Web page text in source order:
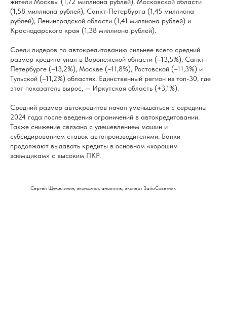
(1,58 миллиона рублей), Санкт-Петербурга (1,45 миллиона
рублей), Ленинградской области (1,41 миллиона рублей) и
Краснодарского края (1,38 миллиона рублей).
Среди лидеров по автокредитованию сильнее всего средний
размер кредита упал в Воронежской области (–13,5%), Санкт-
Петербурге (–13,2%), Москве (–11,8%), Ростовской (–11,3%) и
Тульской (–11,2%) областях. Единственный регион из топ-30, где
этот показатель вырос, — Иркутская область (+3,1%).
Средний размер автокредитов начал уменьшаться с середины
2024 года после введения ограничений в автокредитовании.
Также снижение связано с удешевлением машин и
субсидированием ставок автопроизводителями. Банки
продолжают выдавать кредиты в основном «хорошим
заемщикам» с высоким ПКР.
Сергей Щемелинин, экономист, аналитик, эксперт ЗаймСоветник